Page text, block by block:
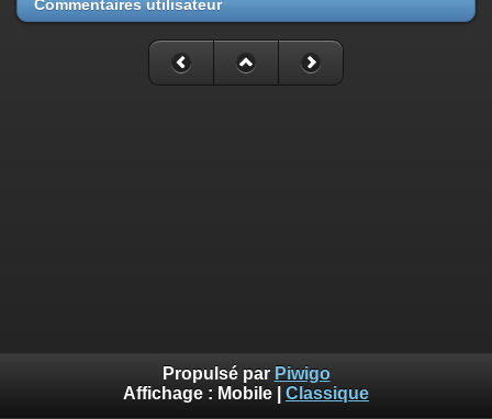
Commentaires utilisateur
Propulsé par Piwigo
Affichage : Mobile Classique